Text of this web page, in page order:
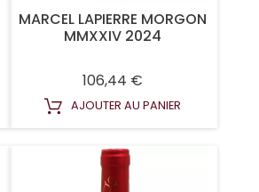
MARCEL LAPIERRE MORGON
MMXXIV 2024
106,44 €
AJOUTER AU PANIER